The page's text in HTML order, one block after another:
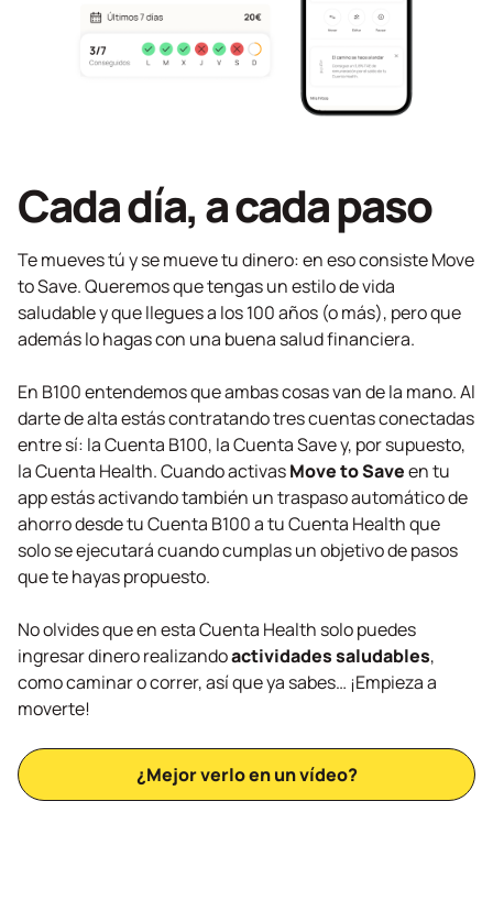
Cada día, a cada paso
Te mueves tú y se mueve tu dinero: en eso consiste Move
to Save. Queremos que tengas un estilo de vida
saludable y que llegues a los 100 años (o más), pero que
además lo hagas con una buena salud financiera.
En B100 entendemos que ambas cosas van de la mano. Al
darte de alta estás contratando tres cuentas conectadas
entre sí: la Cuenta B100, la Cuenta Save y, por supuesto,
la Cuenta Health. Cuando activasMove to Saveen tu
app estás activando también un traspaso automático de
ahorro desde tu Cuenta B100 a tu Cuenta Health que
solo se ejecutará cuando cumplas un objetivo de pasos
que te hayas propuesto.
No olvides que en esta Cuenta Health solo puedes
ingresar dinero realizandoactividades saludables,
como caminar o correr, así que ya sabes… ¡Empieza a
moverte!
¿Mejor verlo en un vídeo?